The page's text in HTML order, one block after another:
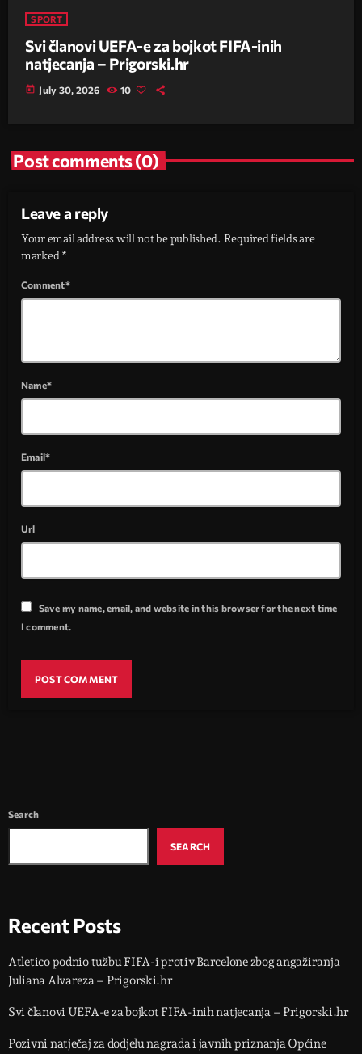
SPORT
Svi članovi UEFA-e za bojkot FIFA-inih
natjecanja – Prigorski.hr
today July 30, 2026 10
Post comments (0)
Leave a reply
Your email address will not be published. Required fields are
marked *
Comment*
Name*
Email*
Url
Save my name, email, and website in this browser for the next time
I comment.
Search
SEARCH
Recent Posts
Atletico podnio tužbu FIFA-i protiv Barcelone zbog angažiranja
Juliana Alvareza – Prigorski.hr
Svi članovi UEFA-e za bojkot FIFA-inih natjecanja – Prigorski.hr
Pozivni natječaj za dodjelu nagrada i javnih priznanja Općine